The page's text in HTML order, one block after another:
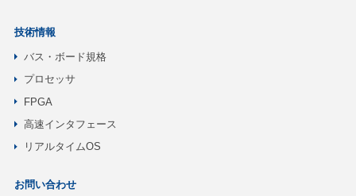
技術情報
バス・ボード規格
プロセッサ
FPGA
高速インタフェース
リアルタイムOS
お問い合わせ